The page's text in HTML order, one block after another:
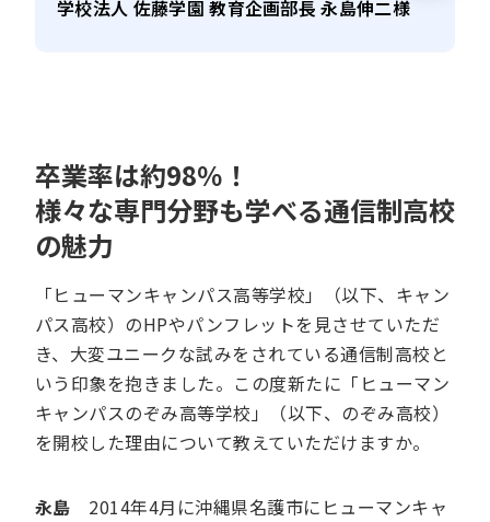
学校法人 佐藤学園 教育企画部長 永島伸二様
卒業率は約98％！
様々な専門分野も学べる通信制高校
の魅力
「ヒューマンキャンパス高等学校」（以下、キャン
パス高校）のHPやパンフレットを見させていただ
き、大変ユニークな試みをされている通信制高校と
いう印象を抱きました。この度新たに「ヒューマン
キャンパスのぞみ高等学校」（以下、のぞみ高校）
を開校した理由について教えていただけますか。
永島 2014年4月に沖縄県名護市にヒューマンキャ